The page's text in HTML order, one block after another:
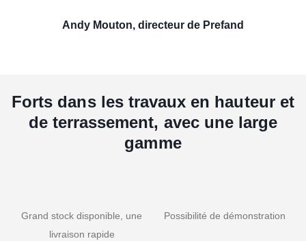
Andy Mouton, directeur de Prefand
Forts dans les travaux en hauteur et
de terrassement, avec une large
gamme
Grand stock disponible, une
livraison rapide
Possibilité de démonstration